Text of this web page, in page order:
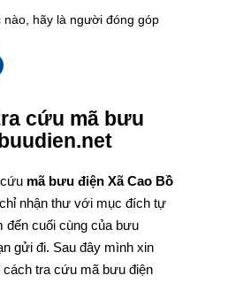
hãy là người đóng góp
cứu mã bưu
mã bưu điện Xã Cao Bồ
nhận thư với mục đích tự
đến cuối cùng của bưu
gửi đi. Sau đây mình xin
tra cứu mã bưu điện